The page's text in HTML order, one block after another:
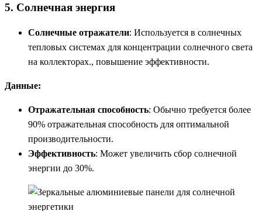
5. Солнечная энергия
Солнечные отражатели: Используется в солнечных
тепловых системах для концентрации солнечного света
на коллекторах., повышение эффективности.
Данные:
Отражательная способность: Обычно требуется более
90% отражательная способность для оптимальной
производительности.
Эффективность: Может увеличить сбор солнечной
энергии до 30%.